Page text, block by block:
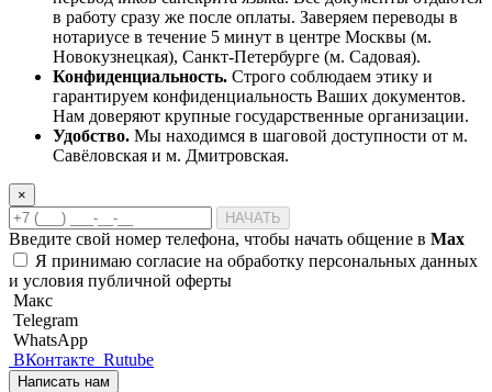
в работу сразу же после оплаты. Заверяем переводы в
нотариусе в течение 5 минут в центре Москвы (м.
Новокузнецкая), Санкт-Петербурге (м. Садовая).
Конфиденциальность. Строго соблюдаем этику и
гарантируем конфиденциальность Ваших документов.
Нам доверяют крупные государственные организации.
Удобство. Мы находимся в шаговой доступности от м.
Савёловская и м. Дмитровская.
×
НАЧАТЬ
Введите свой номер телефона, чтобы начать общение в Max
Я принимаю согласие на обработку персональных данных
и условия публичной оферты
Макс
Telegram
WhatsApp
ВКонтакте Rutube
Написать нам